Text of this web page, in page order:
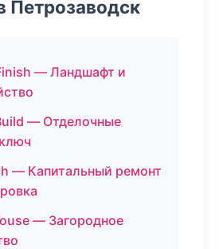
Петрозаводск
— Ландшафт и
— Отделочные
— Капитальный ремонт
— Загородное